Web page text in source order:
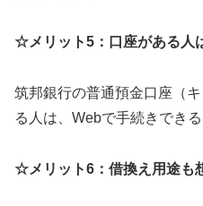
☆メリット5：口座がある人
筑邦銀行の普通預金口座（
る人は、Webで手続きでき
☆メリット6：借換え用途も